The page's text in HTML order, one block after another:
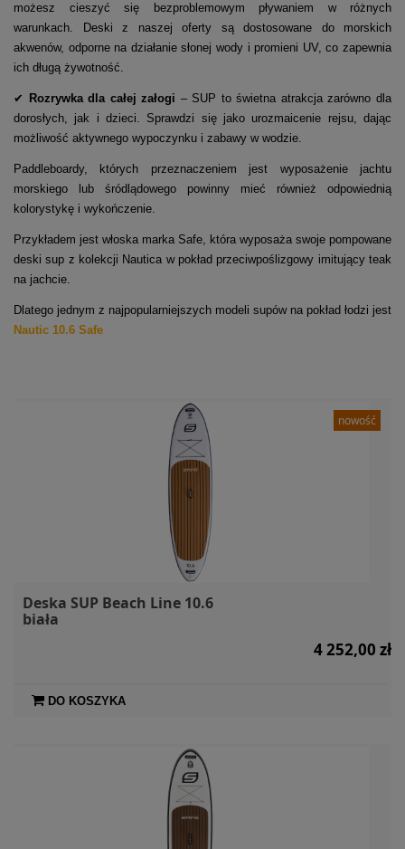
możesz cieszyć się bezproblemowym pływaniem w różnych
warunkach. Deski z naszej oferty są dostosowane do morskich
akwenów, odporne na działanie słonej wody i promieni UV, co zapewnia
ich długą żywotność.
✔ Rozrywka dla całej załogi – SUP to świetna atrakcja zarówno dla
dorosłych, jak i dzieci. Sprawdzi się jako urozmaicenie rejsu, dając
możliwość aktywnego wypoczynku i zabawy w wodzie.
Paddleboardy, których przeznaczeniem jest wyposażenie jachtu
morskiego lub śródlądowego powinny mieć również odpowiednią
kolorystykę i wykończenie.
Przykładem jest włoska marka Safe, która wyposaża swoje pompowane
deski sup z kolekcji Nautica w pokład przeciwpoślizgowy imitujący teak
na jachcie.
Dlatego jednym z najpopularniejszych modeli supów na pokład łodzi jest
Nautic 10.6 Safe
Deska SUP Beach Line 10.6
biała
4 252,00 zł
DO KOSZYKA
nowość